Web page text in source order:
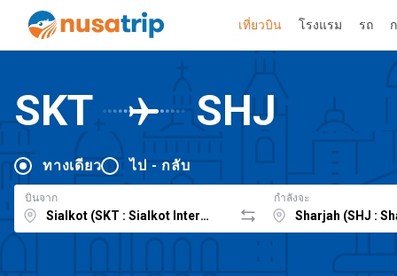
เที่ยวบิน โรงแรม รถ
SKT SHJ
ทางเดียว ไป - กลับ
บินจาก กำลังจะ